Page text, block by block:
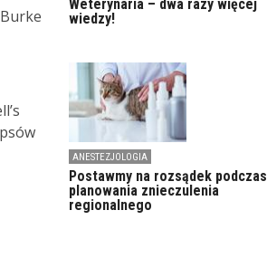
Weterynaria – dwa razy więcej
wiedzy!
ANESTEZJOLOGIA
Postawmy na rozsądek podczas
planowania znieczulenia
regionalnego